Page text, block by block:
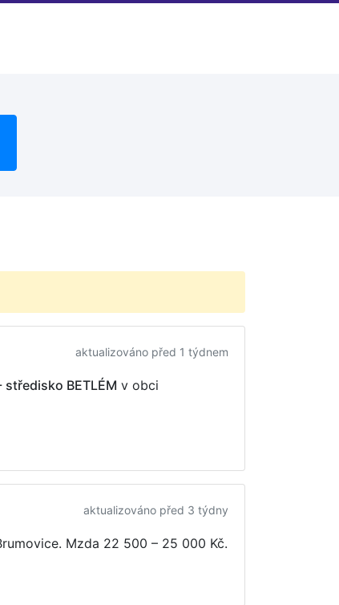
aktualizováno před 1 týdnem
středisko BETLÉM v obci
aktualizováno před 3 týdny
Mzda 22 500 – 25 000 Kč.